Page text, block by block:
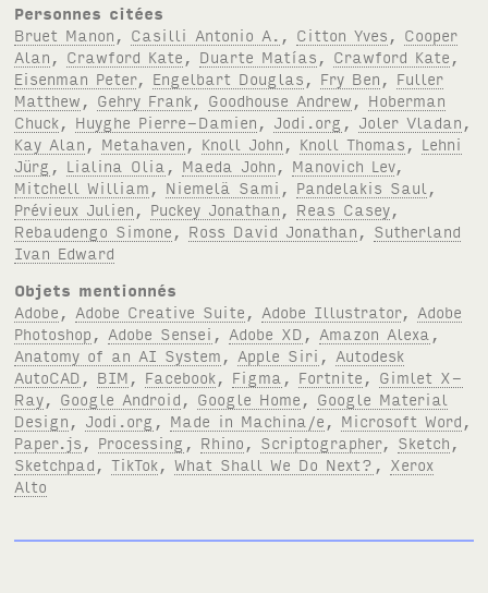
Personnes citées
Bruet Manon
Casilli Antonio A. Citton Yves
Cooper
Alan
Crawford Kate Duarte Matías Crawford Kate
Eisenman Peter, Engelbart Douglas Fry Ben
Fuller
Matthew
Gehry Frank Goodhouse Andrew
Hoberman
Chuck
Huyghe Pierre-Damien Jodi.org Joler Vladan
Kay Alan
Metahaven Knoll John Knoll Thomas
Lehni
Jürg
Lialina Olia Maeda John Manovich Lev,
Mitchell William
Niemelä Sami Pandelakis Saul
Prévieux Julien
Puckey Jonathan Reas Casey
Rebaudengo Simone
Ross David Jonathan
Sutherland
Ivan Edward
Objets mentionnés
Adobe
Adobe Creative Suite Adobe Illustrator, Adobe
Photoshop
Adobe Sensei Adobe XD Amazon Alexa
Anatomy of an AI System
Apple Siri
Autodesk
AutoCAD
BIM Facebook Figma Fortnite
Gimlet X-
Ray
Google Android Google Home
Google Material
Design
Jodi.org Made in Machina/e Microsoft Word
Paper.js
Processing Rhino Scriptographer, Sketch
Sketchpad ,TikTok ,What Shall We Do Next?
Xerox
Alto